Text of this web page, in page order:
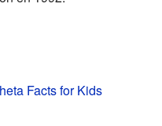
Facts for Kids